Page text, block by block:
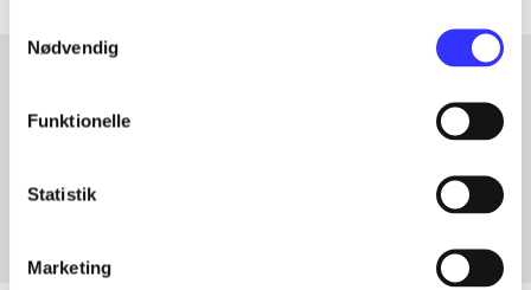
Nødvendig
Funktionelle
Statistik
Marketing
Artikler med samme emner